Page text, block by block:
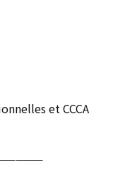
et CCCA